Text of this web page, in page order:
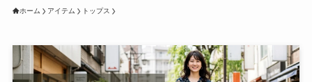
ホーム アイテム トップス